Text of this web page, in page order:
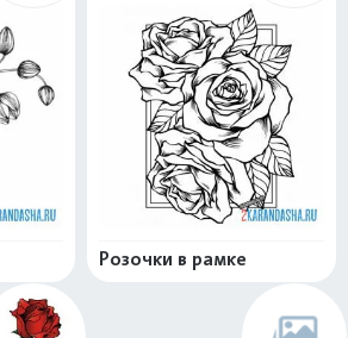
Розочки в рамке